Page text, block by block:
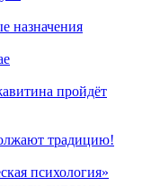
пройдёт
традицию!
психология»